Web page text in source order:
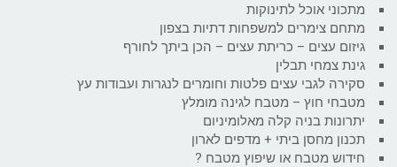
מתכוני אוכל לתינוקות
מתחם צימרים למשפחות דתיות בצפון
גיזום עצים – כריתת עצים – הכן ביתך לחורף
גינת צמחי תבלין
סקירה לגבי עצים פלטות וחומרים לנגרות ועבודות עץ
מטבחי חוץ – מטבח לגינה מומלץ
יתרונות בניה קלה מאלומיניום
תכנון מחסן ביתי + מדפים לארון
חידוש מטבח או שיפוץ מטבח ?